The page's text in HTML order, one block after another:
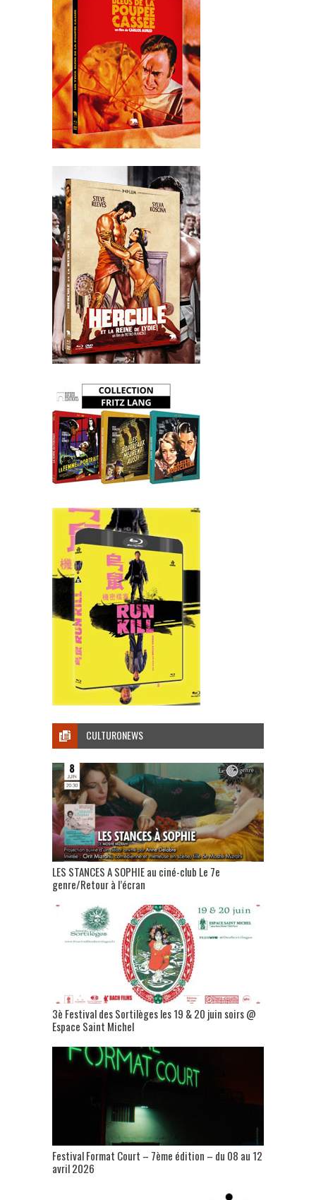
CULTURONEWS
LES STANCES A SOPHIE au ciné-club Le 7e
genre/Retour à l’écran
3è Festival des Sortilèges les 19 & 20 juin soirs @
Espace Saint Michel
Festival Format Court – 7ème édition – du 08 au 12
avril 2026